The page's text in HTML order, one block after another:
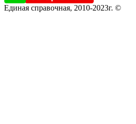
Единая справочная, 2010-2023г. ©